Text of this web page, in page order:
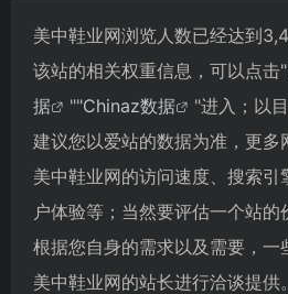
美中鞋业网浏览人数已经达到
该站的相关权重信息，可以点击"
据
""Chinaz数据
"进入；以
建议您以爱站的数据为准，更多
美中鞋业网的访问速度、搜索引
户体验等；当然要评估一个站
根据您自身的需求以及需要，一
美中鞋业网的站长进行洽谈提供